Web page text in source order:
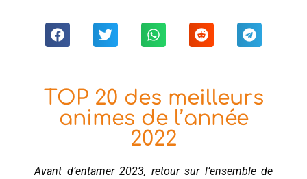
TOP 20 des meilleurs
animes de l’année
2022
Avant d’entamer 2023, retour sur l’ensemble de